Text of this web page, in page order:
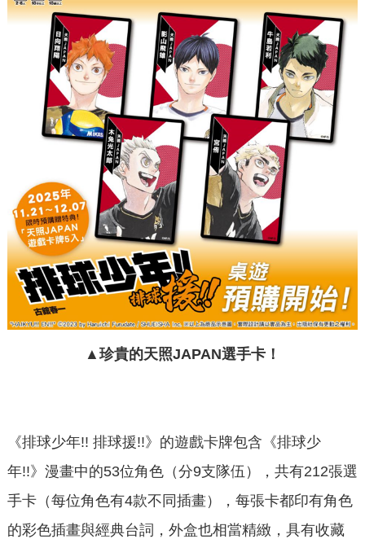
▲珍貴的天照JAPAN選手卡！
《排球少年!! 排球援!!》的遊戲卡牌包含《排球少
年!!》漫畫中的53位角色（分9支隊伍），共有212張選
手卡（每位角色有4款不同插畫），每張卡都印有角色
的彩色插畫與經典台詞，外盒也相當精緻，具有收藏